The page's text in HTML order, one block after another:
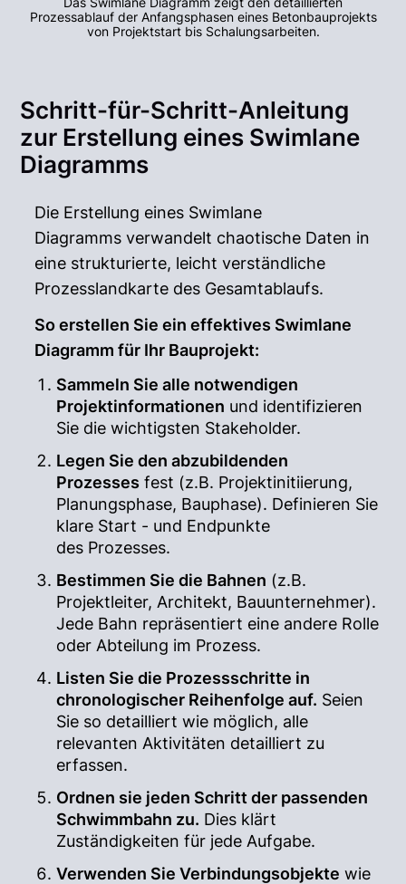
Prozessablauf der Anfangsphasen eines Betonbauprojekts
von Projektstart bis Schalungsarbeiten.
Schritt-für-Schritt-Anleitung
zur Erstellung eines Swimlane
Diagramms
Die Erstellung eines Swimlane
Diagramms verwandelt chaotische Daten in
eine strukturierte, leicht verständliche
Prozesslandkarte des Gesamtablaufs.
So erstellen Sie ein effektives Swimlane
Diagramm für Ihr Bauprojekt:
Sammeln Sie alle notwendigen
Projektinformationen und identifizieren
Sie die wichtigsten Stakeholder.
Legen Sie den abzubildenden
Prozesses fest (z.B. Projektinitiierung,
Planungsphase, Bauphase). Definieren Sie
klare Start - und Endpunkte
des Prozesses.
Bestimmen Sie die Bahnen (z.B.
Projektleiter, Architekt, Bauunternehmer).
Jede Bahn repräsentiert eine andere Rolle
oder Abteilung im Prozess.
Listen Sie die Prozessschritte in
chronologischer Reihenfolge auf. Seien
Sie so detailliert wie möglich, alle
relevanten Aktivitäten detailliert zu
erfassen.
Ordnen sie jeden Schritt der passenden
Schwimmbahn zu. Dies klärt
Zuständigkeiten für jede Aufgabe.
Verwenden Sie Verbindungsobjekte wie